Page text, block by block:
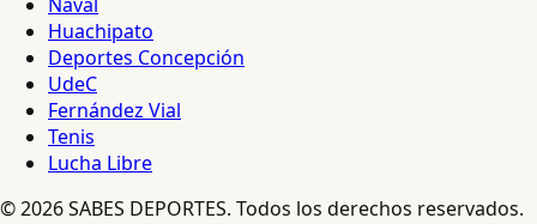
Huachipato
Deportes Concepción
UdeC
Fernández Vial
Tenis
Lucha Libre
© 2026 SABES DEPORTES. Todos los derechos reservados.